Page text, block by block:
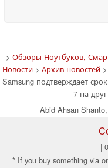
> Обзоры Ноутбуков,
Новости> Архив новостей>
Samsung подтверждает
7 на
Abid Ahsan
|
* If you buy something via